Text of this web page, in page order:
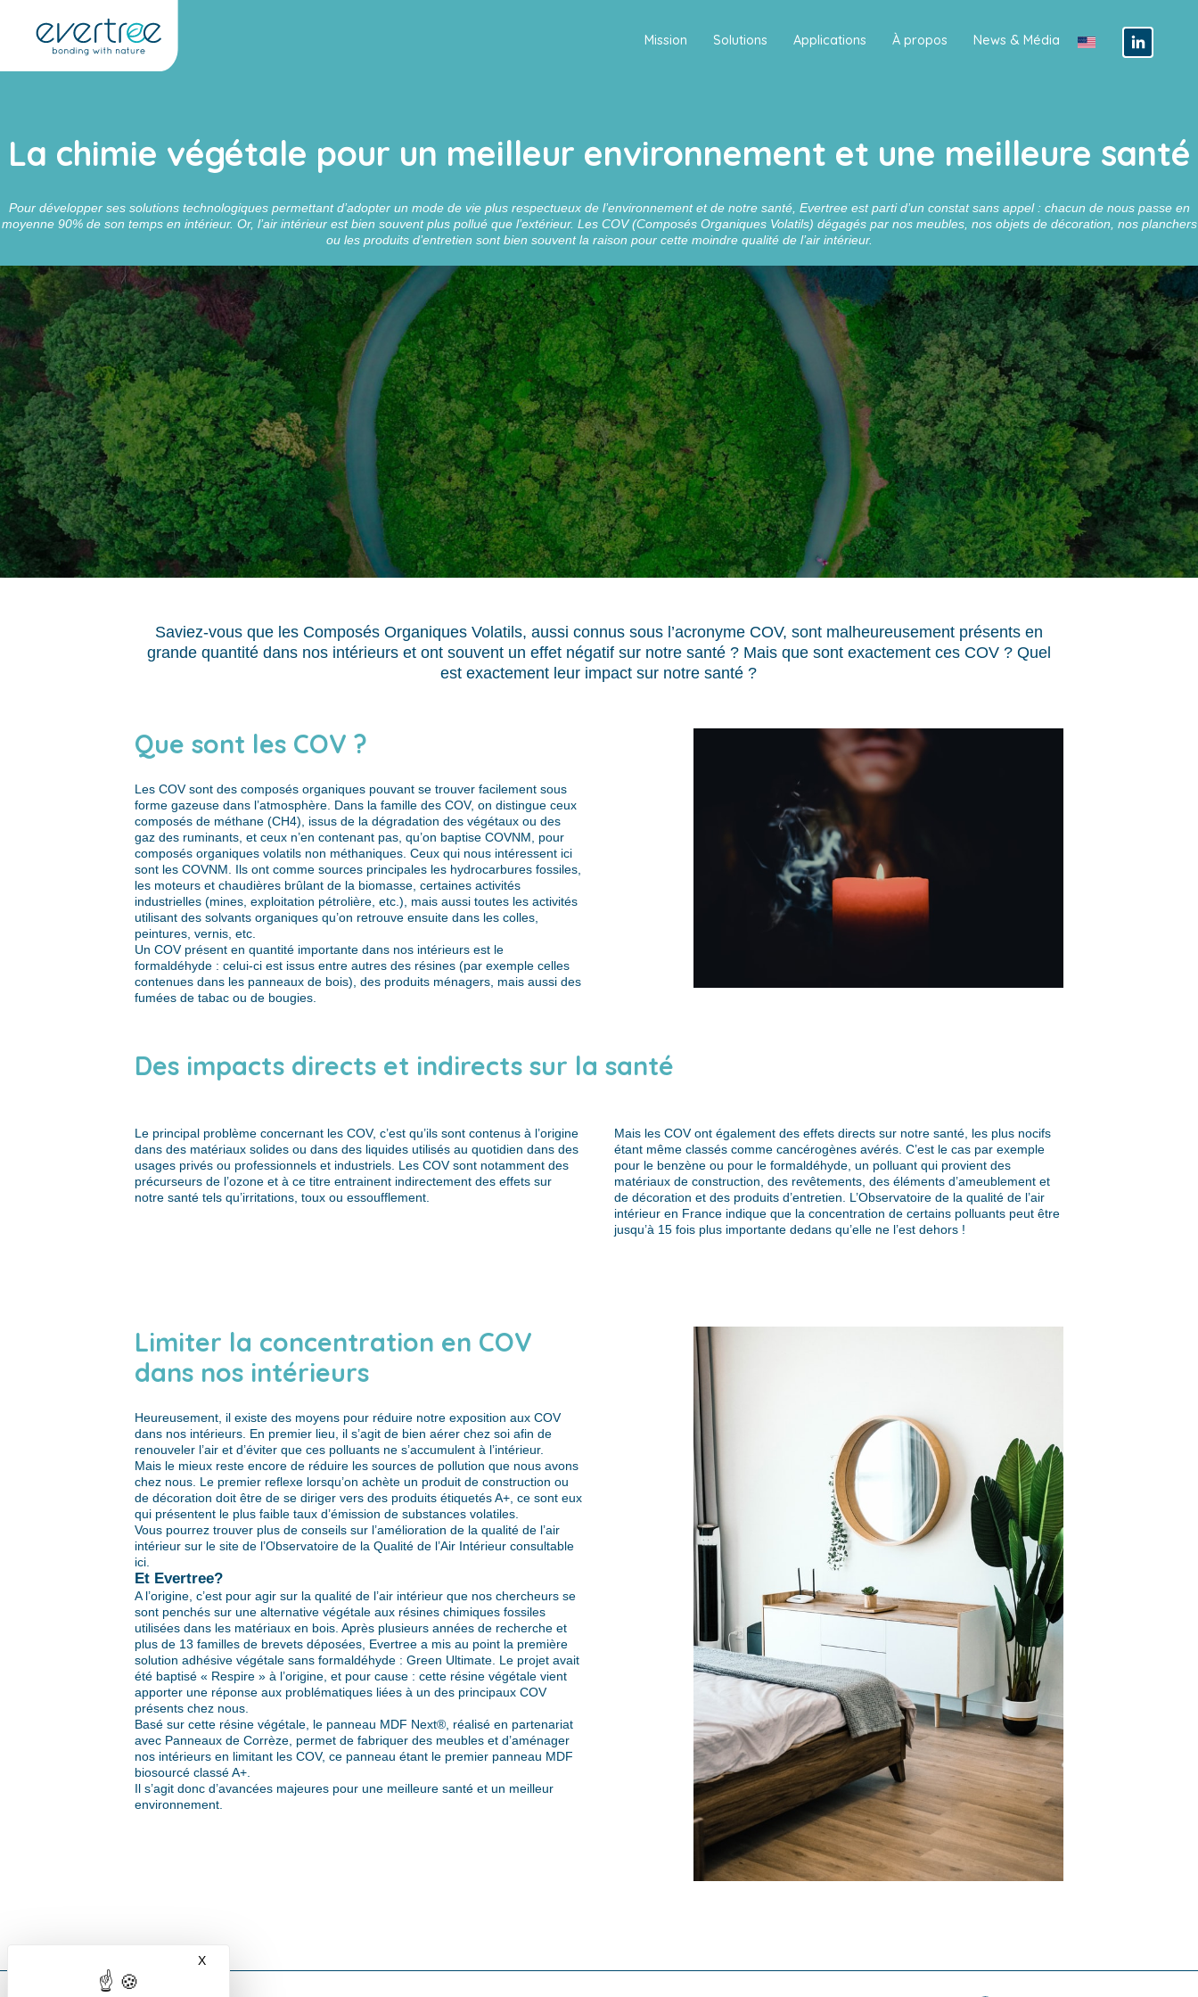
X
Mission Solutions Applications À propos News & Média
La chimie végétale pour un meilleur environnement et une meilleure santé
Pour développer ses solutions technologiques permettant d’adopter un mode de vie plus respectueux de l’environnement et de notre santé, Evertree est parti d’un constat sans appel : chacun de nous passe en
moyenne 90% de son temps en intérieur. Or, l’air intérieur est bien souvent plus pollué que l’extérieur. Les COV (Composés Organiques Volatils) dégagés par nos meubles, nos objets de décoration, nos planchers
ou les produits d’entretien sont bien souvent la raison pour cette moindre qualité de l’air intérieur.
Saviez-vous que les Composés Organiques Volatils, aussi connus sous l’acronyme COV, sont malheureusement présents en
grande quantité dans nos intérieurs et ont souvent un effet négatif sur notre santé ? Mais que sont exactement ces COV ? Quel
est exactement leur impact sur notre santé ?
Que sont les COV ?
Les COV sont des composés organiques pouvant se trouver facilement sous
forme gazeuse dans l’atmosphère. Dans la famille des COV, on distingue ceux
composés de méthane (CH4), issus de la dégradation des végétaux ou des
gaz des ruminants, et ceux n’en contenant pas, qu’on baptise COVNM, pour
composés organiques volatils non méthaniques. Ceux qui nous intéressent ici
sont les COVNM. Ils ont comme sources principales les hydrocarbures fossiles,
les moteurs et chaudières brûlant de la biomasse, certaines activités
industrielles (mines, exploitation pétrolière, etc.), mais aussi toutes les activités
utilisant des solvants organiques qu’on retrouve ensuite dans les colles,
peintures, vernis, etc.
Un COV présent en quantité importante dans nos intérieurs est le
formaldéhyde : celui-ci est issus entre autres des résines (par exemple celles
contenues dans les panneaux de bois), des produits ménagers, mais aussi des
fumées de tabac ou de bougies.
Des impacts directs et indirects sur la santé
Le principal problème concernant les COV, c’est qu’ils sont contenus à l’origine
dans des matériaux solides ou dans des liquides utilisés au quotidien dans des
usages privés ou professionnels et industriels. Les COV sont notamment des
précurseurs de l’ozone et à ce titre entrainent indirectement des effets sur
notre santé tels qu’irritations, toux ou essoufflement.
Mais les COV ont également des effets directs sur notre santé, les plus nocifs
étant même classés comme cancérogènes avérés. C’est le cas par exemple
pour le benzène ou pour le formaldéhyde, un polluant qui provient des
matériaux de construction, des revêtements, des éléments d’ameublement et
de décoration et des produits d’entretien. L’Observatoire de la qualité de l’air
intérieur en France indique que la concentration de certains polluants peut être
jusqu’à 15 fois plus importante dedans qu’elle ne l’est dehors !
Limiter la concentration en COV
dans nos intérieurs
Heureusement, il existe des moyens pour réduire notre exposition aux COV
dans nos intérieurs. En premier lieu, il s’agit de bien aérer chez soi afin de
renouveler l’air et d’éviter que ces polluants ne s’accumulent à l’intérieur.
Mais le mieux reste encore de réduire les sources de pollution que nous avons
chez nous. Le premier reflexe lorsqu’on achète un produit de construction ou
de décoration doit être de se diriger vers des produits étiquetés A+, ce sont eux
qui présentent le plus faible taux d’émission de substances volatiles.
Vous pourrez trouver plus de conseils sur l’amélioration de la qualité de l’air
intérieur sur le site de l’Observatoire de la Qualité de l’Air Intérieur consultable
ici
Et Evertree?
A l’origine, c’est pour agir sur la qualité de l’air intérieur que nos chercheurs se
sont penchés sur une alternative végétale aux résines chimiques fossiles
utilisées dans les matériaux en bois. Après plusieurs années de recherche et
plus de 13 familles de brevets déposées, Evertree a mis au point la première
solution adhésive végétale sans formaldéhyde : Green Ultimate. Le projet avait
été baptisé « Respire » à l’origine, et pour cause : cette résine végétale vient
apporter une réponse aux problématiques liées à un des principaux COV
présents chez nous.
Basé sur cette résine végétale, le panneau MDF Next®, réalisé en partenariat
avec Panneaux de Corrèze, permet de fabriquer des meubles et d’aménager
nos intérieurs en limitant les COV, ce panneau étant le premier panneau MDF
biosourcé classé A+.
Il s’agit donc d’avancées majeures pour une meilleure santé et un meilleur
environnement.